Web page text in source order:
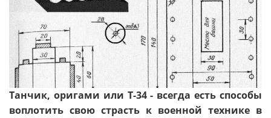
Танчик, оригами или Т-34 - всегда есть способы
воплотить свою страсть к военной технике в